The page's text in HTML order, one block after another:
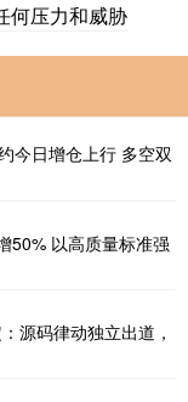
何压力和威胁
今日增仓上行 多空双
50% 以高质量标准强
源码律动独立出道，